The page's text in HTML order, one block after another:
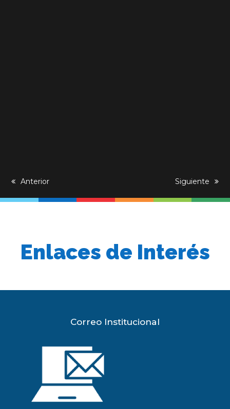
previous
Anterior
next
Siguiente
Enlaces de Interés
Correo Institucional